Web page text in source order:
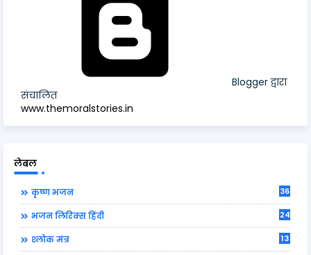
Blogger द्वारा
संचालित
www.themoralstories.in
लेबल
कृष्ण भजन 36
भजन लिरिक्स हिंदी 24
श्लोक मंत्र 13